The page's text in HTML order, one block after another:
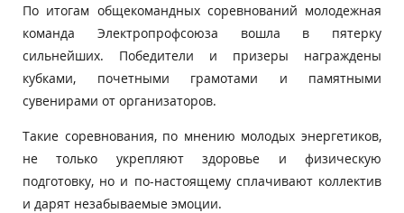
По итогам общекомандных соревнований молодежная
команда Электропрофсоюза вошла в пятерку
сильнейших. Победители и призеры награждены
кубками, почетными грамотами и памятными
сувенирами от организаторов.
Такие соревнования, по мнению молодых энергетиков,
не только укрепляют здоровье и физическую
подготовку, но и по-настоящему сплачивают коллектив
и дарят незабываемые эмоции.